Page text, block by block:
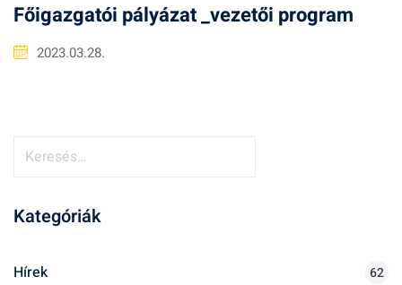
Főigazgatói pályázat _vezetői program
2023.03.28.
e
é
Kategóriák
Hírek 62